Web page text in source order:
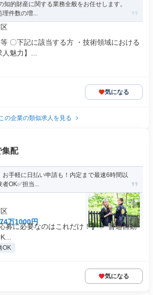
知的財産に関する業務全般をお任せします。
理件数の増...
〇下記に該当する方 ・技術領域における
魅力】...
気になる
の企業の類似求人を見る
集配
お手軽に日払い申請も！内定まで最速6時間以
OK✅担当...
万1000円
募に必要なのはこれだけ！】 ✅ 普通自動
OK
気になる